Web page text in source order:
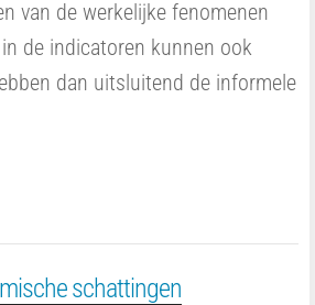
van de werkelijke fenomenen
de indicatoren kunnen ook
dan uitsluitend de informele
schattingen